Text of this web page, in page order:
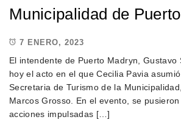
Municipalidad de
7 ENERO, 2023
El intendente de Puerto Madryn, Gustavo
hoy el acto en el que Cecilia Pavia
Secretaria de Turismo de la
Marcos Grosso. En el evento, se
acciones impulsadas […]